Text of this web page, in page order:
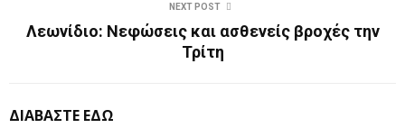
NEXT POST
Λεωνίδιο: Νεφώσεις και ασθενείς βροχές την
Τρίτη
ΔΙΑΒΑΣΤΕ ΕΔΩ